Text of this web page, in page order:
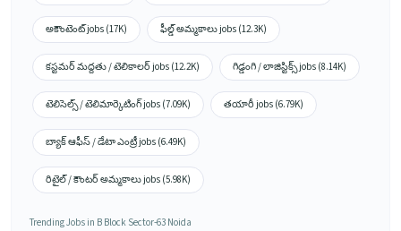
అకౌంటెంట్ jobs (17K) ఫీల్డ్ అమ్మకాలు jobs (12.3K)
కస్టమర్ మద్దతు / టెలికాలర్ jobs (12.2K) గిడ్డంగి / లాజిస్టిక్స్ jobs (8.14K)
టెలిసెల్స్ / టెలిమార్కెటింగ్ jobs (7.09K) తయారీ jobs (6.79K)
బ్యాక్ ఆఫీస్ / డేటా ఎంట్రీ jobs (6.49K)
రిటైల్ / కౌంటర్ అమ్మకాలు jobs (5.98K)
Trending Jobs in B Block Sector-63 Noida